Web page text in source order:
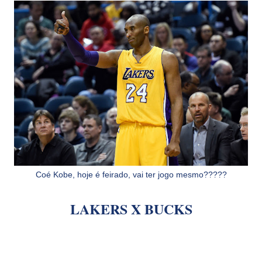
Coé Kobe, hoje é feirado, vai ter jogo mesmo?????
LAKERS X BUCKS